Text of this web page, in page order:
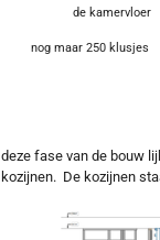
de kamervloer
nog maar 250 klusjes
deze fase van de bouw
kozijnen. De kozijnen